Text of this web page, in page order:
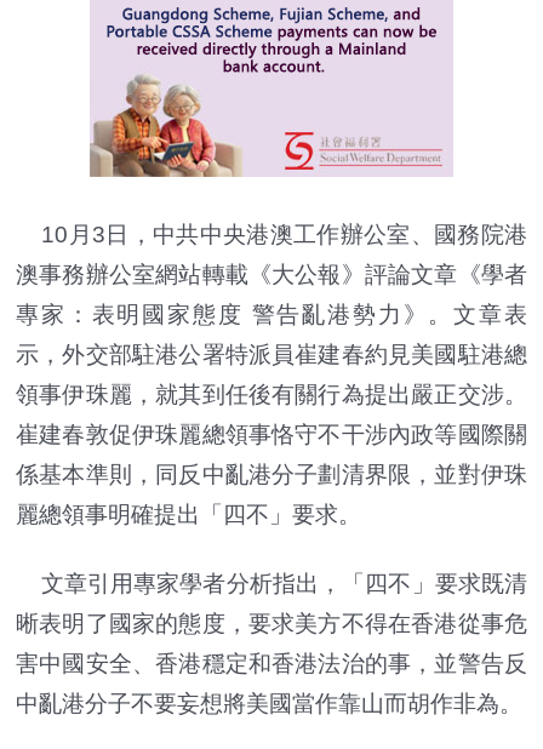
10月3日，中共中央港澳工作辦公室、國務院港
澳事務辦公室網站轉載《大公報》評論文章《學者
專家：表明國家態度 警告亂港勢力》。文章表
示，外交部駐港公署特派員崔建春約見美國駐港總
領事伊珠麗，就其到任後有關行為提出嚴正交涉。
崔建春敦促伊珠麗總領事恪守不干涉內政等國際關
係基本準則，同反中亂港分子劃清界限，並對伊珠
麗總領事明確提出「四不」要求。
文章引用專家學者分析指出，「四不」要求既清
晰表明了國家的態度，要求美方不得在香港從事危
害中國安全、香港穩定和香港法治的事，並警告反
中亂港分子不要妄想將美國當作靠山而胡作非為。